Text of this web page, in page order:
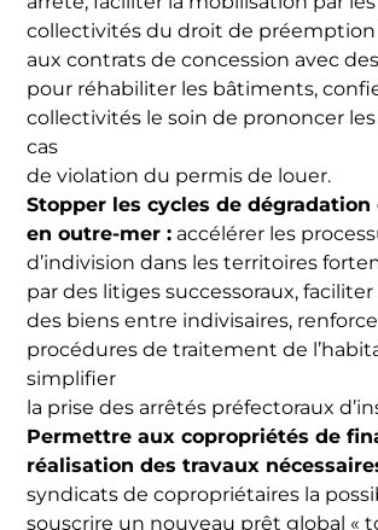
collectivités du droit de préemption
aux contrats de concession avec
pour réhabiliter les bâtiments,
collectivités le soin de prononcer
cas
de violation du permis de louer.
Stopper les cycles de dégradation
en outre-mer : accélérer les
d’indivision dans les territoires
par des litiges successoraux,
des biens entre indivisaires,
procédures de traitement de
simplifier
la prise des arrêtés préfectoraux
Permettre aux copropriétés de
réalisation des travaux
syndicats de copropriétaires la
souscrire un nouveau prêt global «